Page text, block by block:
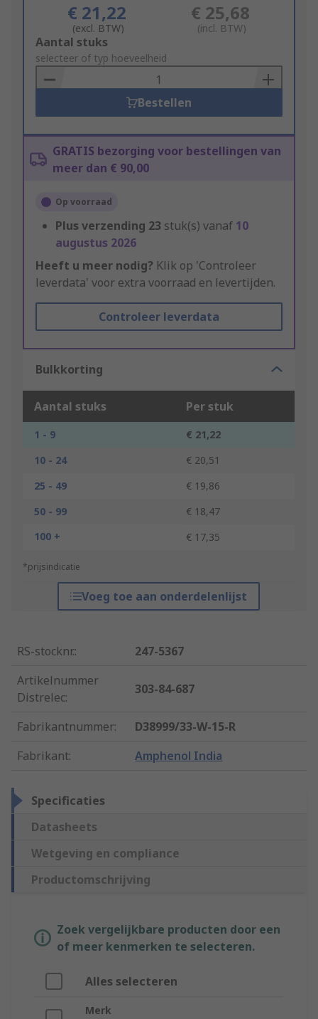
€ 21,22
(excl. BTW)
€ 25,68
(incl. BTW)
Add
to
Basket
Aantal stuks
selecteer of typ hoeveelheid
Bestellen
GRATIS bezorging voor bestellingen van
meer dan € 90,00
Op voorraad
Plus verzending 23 stuk(s) vanaf 10
augustus 2026
Heeft u meer nodig? Klik op 'Controleer
leverdata' voor extra voorraad en levertijden.
Controleer leverdata
Bulkkorting
Aantal stuks Per stuk
1 - 9
€ 21,22
10 - 24
€ 20,51
25 - 49
€ 19,86
50 - 99
€ 18,47
100 +
€ 17,35
*prijsindicatie
Voeg toe aan onderdelenlijst
RS-stocknr.:
247-5367
Artikelnummer
Distrelec:
303-84-687
Fabrikantnummer:
D38999/33-W-15-R
Fabrikant: Amphenol India
Specificaties
Datasheets
Wetgeving en compliance
Productomschrijving
Zoek vergelijkbare producten door een
of meer kenmerken te selecteren.
Alles selecteren
Merk